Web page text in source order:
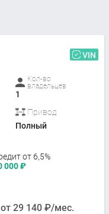
VIN
Кол-во
владельцев
1
Привод
Полный
от 6,5%
000₽
от 29 140 ₽/мес.